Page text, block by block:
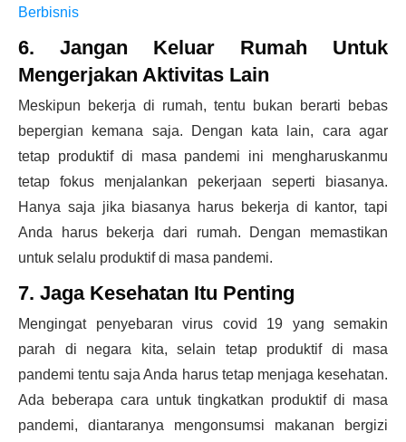
Berbisnis
6. Jangan Keluar Rumah Untuk
Mengerjakan Aktivitas Lain
Meskipun bekerja di rumah, tentu bukan berarti bebas
bepergian kemana saja. Dengan kata lain, cara agar
tetap produktif di masa pandemi ini mengharuskanmu
tetap fokus menjalankan pekerjaan seperti biasanya.
Hanya saja jika biasanya harus bekerja di kantor, tapi
Anda harus bekerja dari rumah. Dengan memastikan
untuk selalu produktif di masa pandemi.
7. Jaga Kesehatan Itu Penting
Mengingat penyebaran virus covid 19 yang semakin
parah di negara kita, selain tetap produktif di masa
pandemitentu saja Anda harus tetap menjaga kesehatan.
Ada beberapa cara untuk tingkatkan produktif di masa
pandemi, diantaranya mengonsumsi makanan bergizi